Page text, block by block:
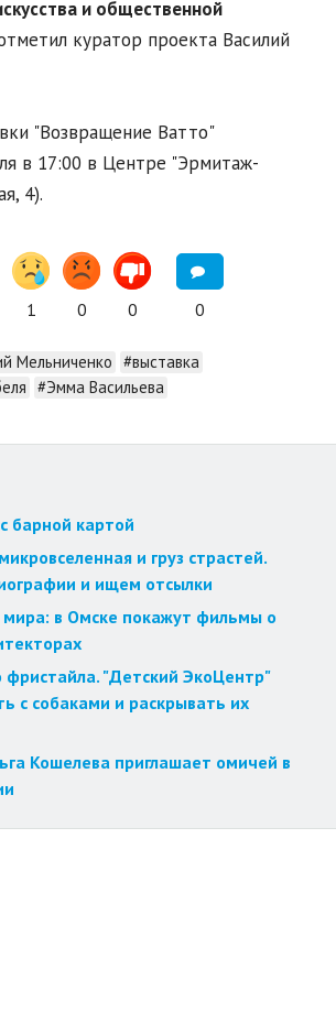
и общественной
куратор проекта Василий
"Возвращение Ватто"
в 17:00 в Центре "Эрмитаж-
4).
1 0 0 0
Мельниченко #выставка
#Эмма Васильева
барной картой
и груз страстей.
и ищем отсылки
в Омске покажут фильмы о
фристайла. "Детский ЭкоЦентр"
с собаками и раскрывать их
Кошелева приглашает омичей в